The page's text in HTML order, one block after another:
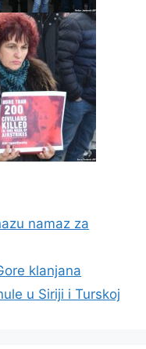
namaz za
klanjana
u Siriji i Turskoj